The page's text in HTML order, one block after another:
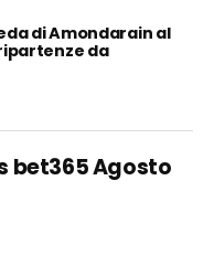
di Amondarain al
da
bet365 Agosto